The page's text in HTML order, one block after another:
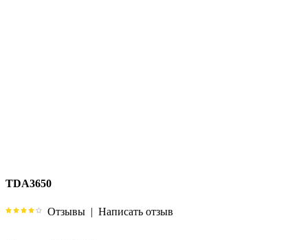
TDA3650
Отзывы | Написать отзыв